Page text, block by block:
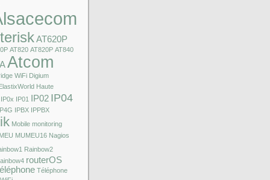
AT620P
AT820 AT820P AT840
Atcom
WiFi Digium
Haute
IP0x IP01 IP02 IP04
IPBX IPPBX
Mobile monitoring
MUMEU16 Nagios
Rainbow2
routerOS
Téléphone